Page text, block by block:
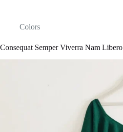
Colors
Consequat Semper Viverra Nam Libero